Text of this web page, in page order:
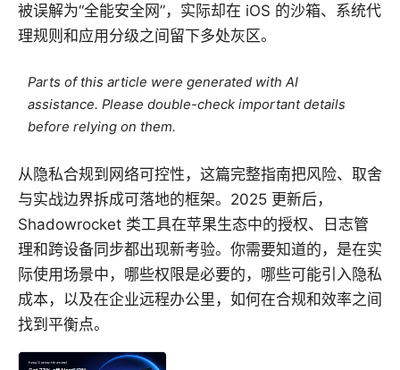
被误解为“全能安全网”，实际却在 iOS 的沙箱、系统代
理规则和应用分级之间留下多处灰区。
Parts of this article were generated with AI
assistance. Please double-check important details
before relying on them.
从隐私合规到网络可控性，这篇完整指南把风险、取舍
与实战边界拆成可落地的框架。2025 更新后，
Shadowrocket 类工具在苹果生态中的授权、日志管
理和跨设备同步都出现新考验。你需要知道的，是在实
际使用场景中，哪些权限是必要的，哪些可能引入隐私
成本，以及在企业远程办公里，如何在合规和效率之间
找到平衡点。